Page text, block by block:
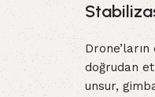
doğrudan
unsur,